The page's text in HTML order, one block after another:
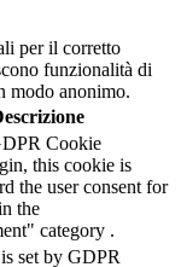
per il corretto
funzionalità di
modo anonimo.
Cookie
this cookie is
the user consent for
the
category .
set by GDPR